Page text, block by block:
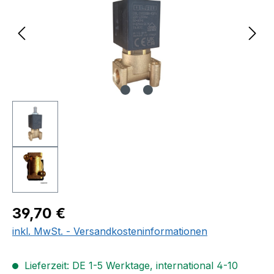
Regulärer Preis:
39,70 €
inkl. MwSt. - Versandkosteninformationen
Lieferzeit: DE 1-5 Werktage, international 4-10